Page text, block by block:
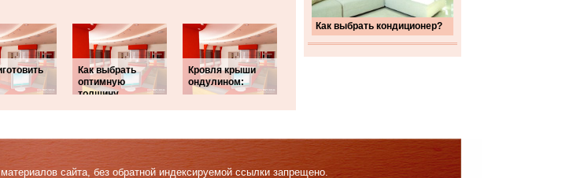
Как выбрать кондиционер?
Как выбрать
оптимную
толщину
Кровля крыши
ондулином:
сайта, без обратной индексируемой ссылки запрещено.